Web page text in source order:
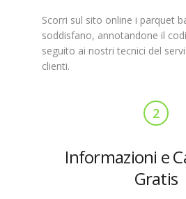
Scorri sul sito online i parquet
soddisfano, annotandone il
seguito ai nostri tecnici del
clienti.
2
Informazioni e
Gratis